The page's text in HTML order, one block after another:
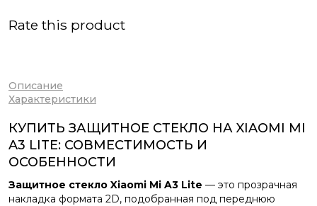
Rate this product
Описание
Характеристики
КУПИТЬ ЗАЩИТНОЕ СТЕКЛО НА XIAOMI MI
A3 LITE: СОВМЕСТИМОСТЬ И
ОСОБЕННОСТИ
Защитное стекло Xiaomi Mi A3 Lite — это прозрачная
накладка формата 2D, подобранная под переднюю